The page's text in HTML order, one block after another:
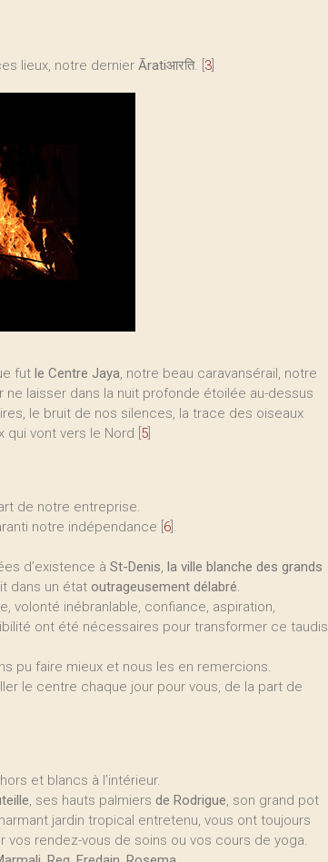
lieux, notre dernier Āratiआरति. 3
fut le Centre Jaya, notre beau caravansérail, notre
ne laisser dans la nuit profonde étoilée au-dessus
le bruit de nos silences, la trace des oiseaux
qui vont vers le Nord 5
de notre entreprise.
notre indépendance 6 .
d’existence à St-Denis, la ville blanche des grands
dans un état outrageusement délabré.
volonté inébranlable, confiance, aspiration,
ont été nécessaires pour transformer ce taudis
pu faire mieux et nous les en remercions.
le centre chaque jour pour vous, de la part de
et blancs à l’intérieur.
, ses hauts palmiers de Rodrigue, son grand pot
jardin tropical entretenu, vous ont toujours
vos rendez-vous de soins ou vos cours de yoga.